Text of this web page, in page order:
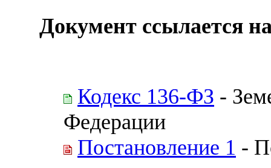
Документ ссылается
Кодекс 136-ФЗ -
Федерации
Постановление 1 -